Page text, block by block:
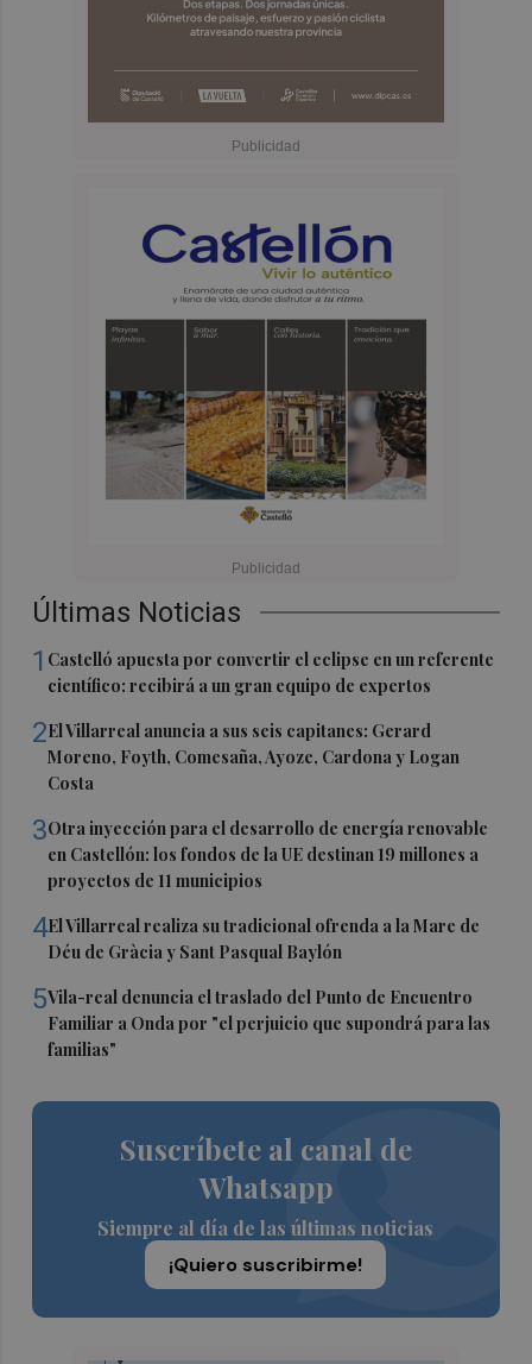
Últimas Noticias
1 Castelló apuesta por convertir el eclipse en un referente
científico: recibirá a un gran equipo de expertos
2El Villarreal anuncia a sus seis capitanes: Gerard
Moreno, Foyth, Comesaña, Ayoze, Cardona y Logan
Costa
3Otra inyección para el desarrollo de energía renovable
en Castellón: los fondos de la UE destinan 19 millones a
proyectos de 11 municipios
4El Villarreal realiza su tradicional ofrenda a la Mare de
Déu de Gràcia y Sant Pasqual Baylón
5Vila-real denuncia el traslado del Punto de Encuentro
Familiar a Onda por "el perjuicio que supondrá para las
familias"
Suscríbete al canal de
Whatsapp
Siempre al día de las últimas noticias
¡Quiero suscribirme!